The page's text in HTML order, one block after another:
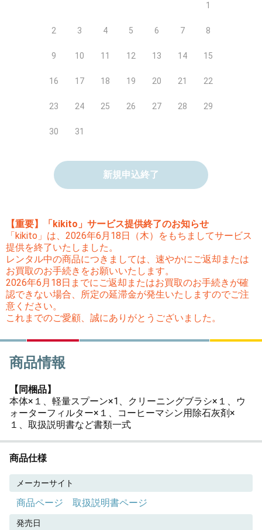
1
2 3 4 5 6 7 8
9 10 11 12 13 14 15
16 17 18 19 20 21 22
23 24 25 26 27 28 29
30 31
新規申込終了
【重要】「kikito」サービス提供終了のお知らせ
「kikito」は、2026年6月18日（木）をもちましてサービス
提供を終了いたしました。
レンタル中の商品につきましては、速やかにご返却または
お買取のお手続きをお願いいたします。
2026年6月18日までにご返却またはお買取のお手続きが確
認できない場合、所定の延滞金が発生いたしますのでご注
意ください。
これまでのご愛顧、誠にありがとうございました。
商品情報
【同梱品】
本体×１、軽量スプーン×1、クリーニングブラシ×１、ウ
ォーターフィルター×１、コーヒーマシン用除石灰剤×
１、取扱説明書など書類一式
商品仕様
メーカーサイト
商品ページ 取扱説明書ページ
発売日